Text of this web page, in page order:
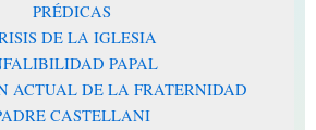
PRÉDICAS
DE LA IGLESIA
PAPAL
ACTUAL DE LA FRATERNIDAD
CASTELLANI